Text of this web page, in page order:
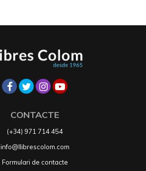
CONTACTE
(+34) 971 714 454
info@llibrescolom.com
Formulari de contacte